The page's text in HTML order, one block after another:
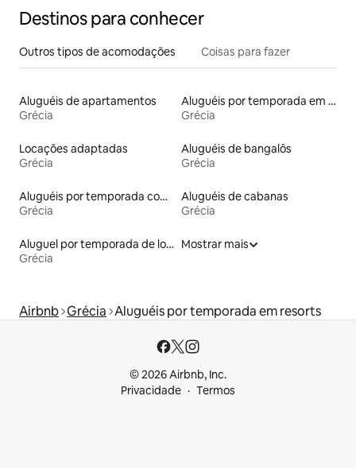
Destinos para conhecer
Outros tipos de acomodações Coisas para fazer
Aluguéis de apartamentos
Grécia
Aluguéis por temporada em hotéis-fazenda
Grécia
Locações adaptadas
Grécia
Aluguéis de bangalôs
Grécia
Aluguéis por temporada com café da manhã
Grécia
Aluguéis de cabanas
Grécia
Aluguel por temporada de lofts
Grécia
Mostrar mais
Airbnb Grécia Aluguéis por temporada em resorts
© 2026 Airbnb, Inc.
Privacidade
Termos